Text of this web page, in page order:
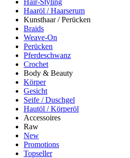
Hair-Styling
Haaröl / Haarserum
Kunsthaar / Perücken
Braids
Weave-On
Perücken
Pferdeschwanz
Crochet
Body & Beauty
Körper
Gesicht
Seife / Duschgel
Hautöl / Körperöl
Accessoires
Raw
New
Promotions
Topseller